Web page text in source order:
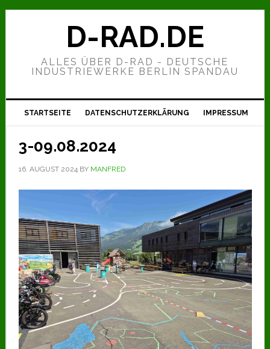
Zur
Hauptnavigation
Zum
Zur
D-RAD.DE
ALLES ÜBER D-RAD - DEUTSCHE
INDUSTRIEWERKE BERLIN SPANDAU
STARTSEITE DATENSCHUTZERKLÄRUNG IMPRESSUM
3-09.08.2024
16. AUGUST 2024BY MANFRED